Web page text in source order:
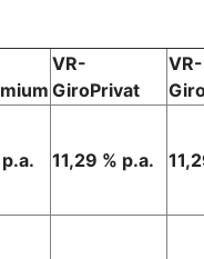
VR-
GiroPrivat
VR-
11,29 % p.a.